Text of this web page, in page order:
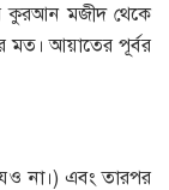
কুরআন মজীদ থেকে
মত। আয়াতের পূর্বর
না।) এবং তারপর